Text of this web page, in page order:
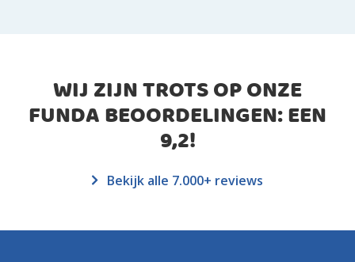
WIJ ZIJN TROTS OP ONZE
FUNDA BEOORDELINGEN: EEN
9,2!
Bekijk alle 7.000+ reviews